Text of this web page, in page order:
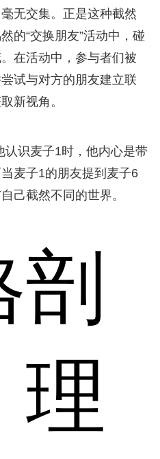
无交集。正是这种截然
的“交换朋友”活动中，碰
在活动中，参与者们被
试与对方的朋友建立联
新视角。
认识麦子1时，他内心是带
麦子1的朋友提到麦子6
己截然不同的世界。
剖
理